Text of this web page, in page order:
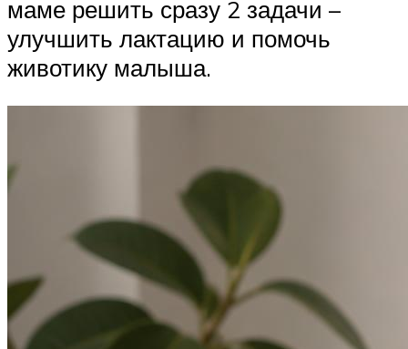
маме решить сразу 2 задачи –
улучшить лактацию и помочь
животику малыша.